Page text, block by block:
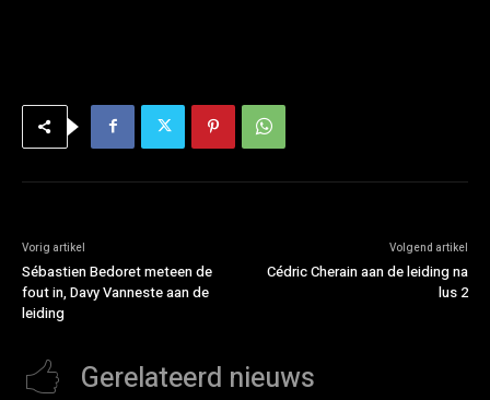
Vorig artikel
Sébastien Bedoret meteen de
fout in, Davy Vanneste aan de
leiding
Volgend artikel
Cédric Cherain aan de leiding na
lus 2
Gerelateerd nieuws